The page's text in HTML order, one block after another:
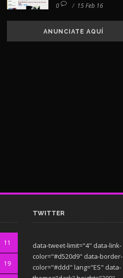
0 / 15 Feb 16
ANUNCIATE AQUÍ
11
19
TWITTER
data-tweet-limit="4" data-link-
color="#d520d9" data-border-
color="#ddd" lang="ES" data-